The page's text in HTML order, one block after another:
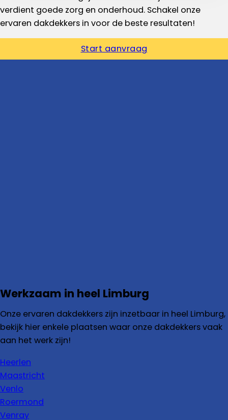
verdient goede zorg en onderhoud. Schakel onze
ervaren dakdekkers in voor de beste resultaten!
Start aanvraag
Werkzaam in heel Limburg
Onze ervaren dakdekkers zijn inzetbaar in heel Limburg,
bekijk hier enkele plaatsen waar onze dakdekkers vaak
aan het werk zijn!
Heerlen
Maastricht
Venlo
Roermond
Venray